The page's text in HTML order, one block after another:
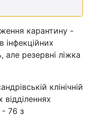
карантину -
інфекційних
але резервні ліжка
клінічній
відділеннях
- 76 з